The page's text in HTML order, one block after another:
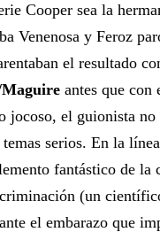
Cooper sea la
Venenosa y Feroz
el resultado
antes que con
jocoso, el guionista
serios. En la
fantástico de la
(un
el embarazo que